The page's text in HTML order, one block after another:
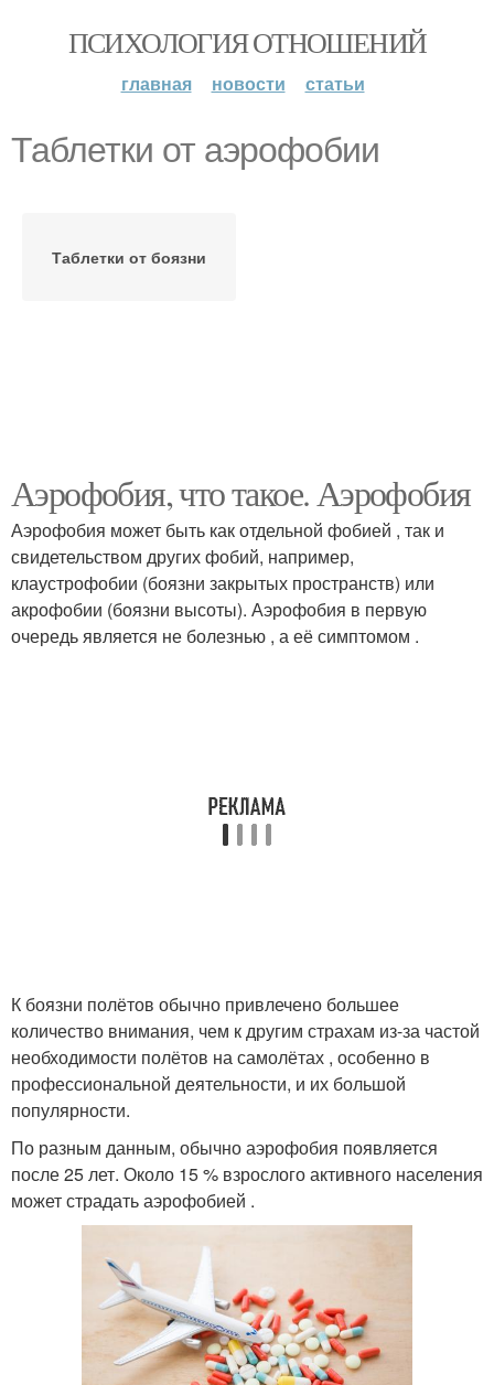
ПСИХОЛОГИЯ ОТНОШЕНИЙ
главная новости статьи
Таблетки от аэрофобии
Таблетки от боязни
Аэрофобия, что такое. Аэрофобия
Аэрофобия может быть как отдельной фобией , так и
свидетельством других фобий, например,
клаустрофобии (боязни закрытых пространств) или
акрофобии (боязни высоты). Аэрофобия в первую
очередь является не болезнью , а её симптомом .
К боязни полётов обычно привлечено большее
количество внимания, чем к другим страхам из-за частой
необходимости полётов на самолётах , особенно в
профессиональной деятельности, и их большой
популярности.
По разным данным, обычно аэрофобия появляется
после 25 лет. Около 15 % взрослого активного населения
может страдать аэрофобией .